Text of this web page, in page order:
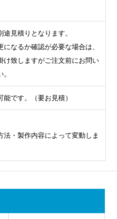
途見積りとなります。
なるか確認が必要な場合は、
け致しますがご注文前にお問い
能です。（要お見積）
・製作内容によって変動しま